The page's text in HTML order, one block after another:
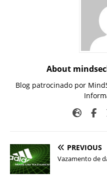
About
Blog patrocinado por
PREVIOUS
Vazamento de